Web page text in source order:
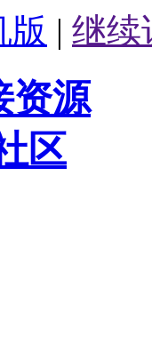
版 | 继续